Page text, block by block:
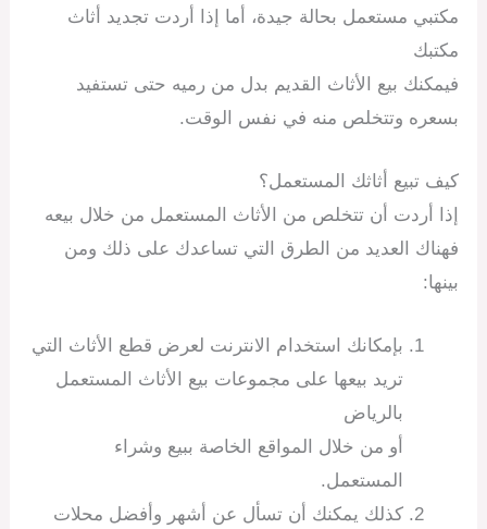
مكتبي مستعمل بحالة جيدة، أما إذا أردت تجديد أثاث
مكتبك
فيمكنك بيع الأثاث القديم بدل من رميه حتى تستفيد
بسعره وتتخلص منه في نفس الوقت.
كيف تبيع أثاثك المستعمل؟
إذا أردت أن تتخلص من الأثاث المستعمل من خلال بيعه
فهناك العديد من الطرق التي تساعدك على ذلك ومن
بينها:
بإمكانك استخدام الانترنت لعرض قطع الأثاث التي
تريد بيعها على مجموعات بيع الأثاث المستعمل
بالرياض
أو من خلال المواقع الخاصة ببيع وشراء
المستعمل.
كذلك يمكنك أن تسأل عن أشهر وأفضل محلات